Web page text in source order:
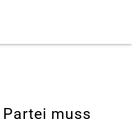
muss